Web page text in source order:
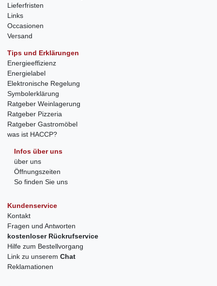
Lieferfristen
Links
Occasionen
Versand
Tips und Erklärungen
Energieeffizienz
Energielabel
Elektronische Regelung
Symbolerklärung
Ratgeber Weinlagerung
Ratgeber Pizzeria
Ratgeber Gastromöbel
was ist HACCP?
Infos über uns
über uns
Öffnungszeiten
So finden Sie uns
Kundenservice
Kontakt
Fragen und Antworten
kostenloser Rückrufservice
Hilfe zum Bestellvorgang
Link zu unserem Chat
Reklamationen